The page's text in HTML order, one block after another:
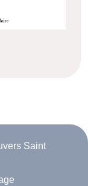
Mai 2020 – 20h00
du 30
Saint